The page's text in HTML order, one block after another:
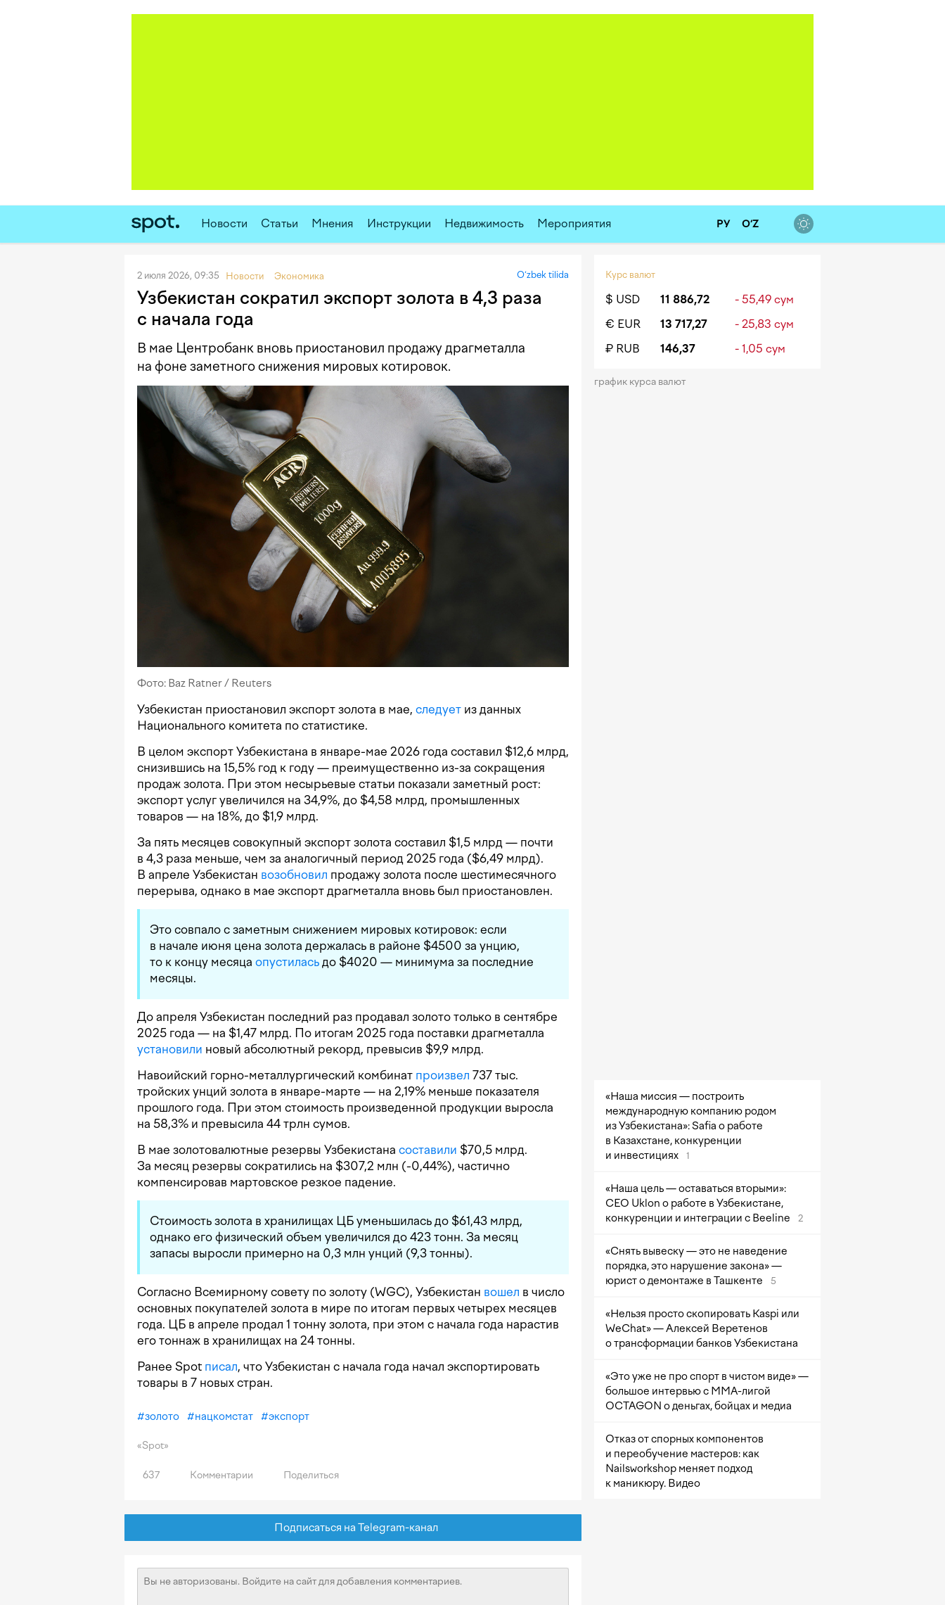
Новости Статьи Мнения Инструкции Недвижимость Мероприятия РУ O‘Z
2 июля 2026, 09:35 Новости Экономика O‘zbek tilida
Узбекистан сократил экспорт золота в 4,3 раза
с начала года
В мае Центробанк вновь приостановил продажу драгметалла
на фоне заметного снижения мировых котировок.
Фото: Baz Ratner / Reuters
Узбекистан приостановил экспорт золота в мае, следует из данных
Национального комитета по статистике.
В целом экспорт Узбекистана в январе-мае 2026 года составил $12,6 млрд,
снизившись на 15,5% год к году — преимущественно из-за сокращения
продаж золота. При этом несырьевые статьи показали заметный рост:
экспорт услуг увеличился на 34,9%, до $4,58 млрд, промышленных
товаров — на 18%, до $1,9 млрд.
За пять месяцев совокупный экспорт золота составил $1,5 млрд — почти
в 4,3 раза меньше, чем за аналогичный период 2025 года ($6,49 млрд).
В апреле Узбекистан возобновил продажу золота после шестимесячного
перерыва, однако в мае экспорт драгметалла вновь был приостановлен.
Это совпало с заметным снижением мировых котировок: если
в начале июня цена золота держалась в районе $4500 за унцию,
то к концу месяца опустилась до $4020 — минимума за последние
месяцы.
До апреля Узбекистан последний раз продавал золото только в сентябре
2025 года — на $1,47 млрд. По итогам 2025 года поставки драгметалла
установили новый абсолютный рекорд, превысив $9,9 млрд.
Навоийский горно-металлургический комбинат произвел 737 тыс.
тройских унций золота в январе-марте — на 2,19% меньше показателя
прошлого года. При этом стоимость произведенной продукции выросла
на 58,3% и превысила 44 трлн сумов.
В мае золотовалютные резервы Узбекистана составили $70,5 млрд.
За месяц резервы сократились на $307,2 млн (-0,44%), частично
компенсировав мартовское резкое падение.
Стоимость золота в хранилищах ЦБ уменьшилась до $61,43 млрд,
однако его физический объем увеличился до 423 тонн. За месяц
запасы выросли примерно на 0,3 млн унций (9,3 тонны).
Согласно Всемирному совету по золоту (WGC), Узбекистан вошел в число
основных покупателей золота в мире по итогам первых четырех месяцев
года. ЦБ в апреле продал 1 тонну золота, при этом с начала года нарастив
его тоннаж в хранилищах на 24 тонны.
Ранее Spot писал, что Узбекистан с начала года начал экспортировать
товары в 7 новых стран.
#золото #нацкомстат #экспорт
«Spot»
637 Комментарии Поделиться
Подписаться на Telegram-канал
Курс валют
$ USD 11 886,72
- 55,49 сум
€ EUR
13 717,27
- 25,83 сум
₽ RUB
146,37 - 1,05 сум
график курса валют
«Наша миссия — построить
международную компанию родом
из Узбекистана»: Safia о работе
в Казахстане, конкуренции
и инвестициях
1
«Наша цель — оставаться вторыми»:
CEO Uklon о работе в Узбекистане,
конкуренции и интеграции с Beeline
2
«Снять вывеску — это не наведение
порядка, это нарушение закона» —
юрист о демонтаже в Ташкенте
5
«Нельзя просто скопировать Kaspi или
WeChat» — Алексей Веретенов
о трансформации банков Узбекистана
«Это уже не про спорт в чистом виде» —
большое интервью с ММА-лигой
OCTAGON о деньгах, бойцах и медиа
Отказ от спорных компонентов
и переобучение мастеров: как
Nailsworkshop меняет подход
к маникюру. Видео